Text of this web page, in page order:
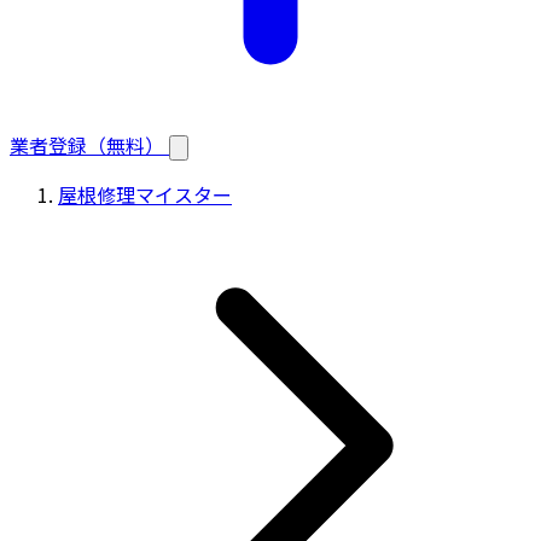
業者登録（無料）
屋根修理マイスター